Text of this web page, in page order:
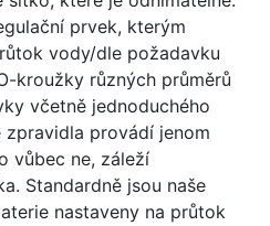
prvek, kterým
vody/dle požadavku
kroužky různých průměrů
včetně jednoduchého
zpravidla provádí jenom
vůbec ne, záleží
Standardně jsou naše
nastaveny na průtok